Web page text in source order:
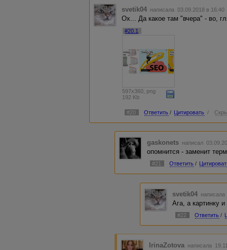
svetik04 написала 03.09.2018 в
Ох... Да какое там "вчера" - во,
#20.1
597x360, png
192 Kb
#20 Ответить / Цитировать /
gaskonets написал
опомнится - заменит
#21 Ответить /
svetik04
Ага, а картинку
#22 Ответить /
IrinaZotova написала